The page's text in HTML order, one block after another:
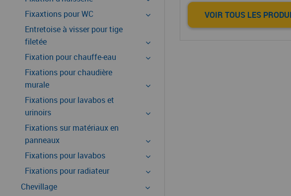
Fixaxtions pour WC
Entretoise à visser pour tige
filetée
Fixation pour chauffe-eau
Fixations pour chaudière
murale
Fixations pour lavabos et
urinoirs
Fixations sur matériaux en
panneaux
Fixations pour lavabos
Fixations pour radiateur
Chevillage
VOIR TOUS LES